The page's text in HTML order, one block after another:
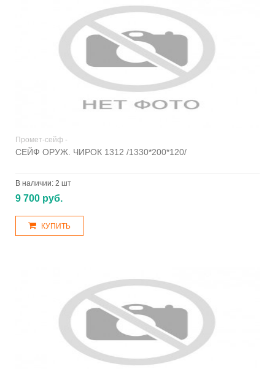
Промет-сейф -
СЕЙФ ОРУЖ. ЧИРОК 1312 /1330*200*120/
В наличии: 2 шт
9 700 руб.
КУПИТЬ